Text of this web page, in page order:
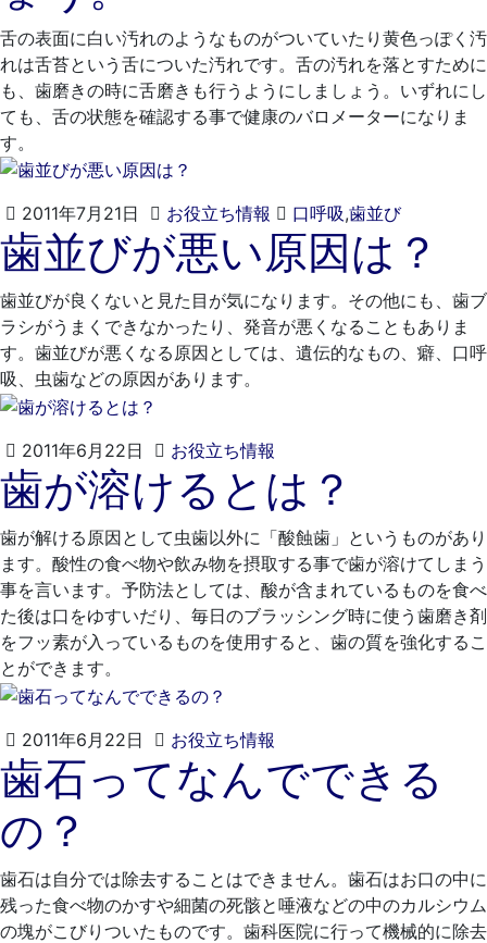
日
科
医
院
舌の表面に白い汚れのようなものがついていたり黄色っぽく汚
れは舌苔という舌についた汚れです。舌の汚れを落とすために
も、歯磨きの時に舌磨きも行うようにしましょう。いずれにし
ても、舌の状態を確認する事で健康のバロメーターになりま
す。
2011年7月21日 お役立ち情報 口呼吸,歯並び2021
年
月
20
日
く
れ
も
と
歯
科
歯並びが悪い原因は？
歯並びが良くないと見た目が気になります。その他にも、歯ブ
ラシがうまくできなかったり、発音が悪くなることもありま
す。歯並びが悪くなる原因としては、遺伝的なもの、癖、口呼
吸、虫歯などの原因があります。
2011年6月22日 お役立ち情報
年
4
月
20
日
れ
も
と
歯
科
医
院
歯が溶けるとは？
歯が解ける原因として虫歯以外に「酸蝕歯」というものがあり
ます。酸性の食べ物や飲み物を摂取する事で歯が溶けてしまう
事を言います。予防法としては、酸が含まれているものを食べ
た後は口をゆすいだり、毎日のブラッシング時に使う歯磨き剤
をフッ素が入っているものを使用すると、歯の質を強化するこ
とができます。
2011年6月22日 お役立ち情報
年
4
日
れ
も
科
医
院
歯石ってなんでできる
の？
歯石は自分では除去することはできません。歯石はお口の中に
残った食べ物のかすや細菌の死骸と唾液などの中のカルシウム
の塊がこびりついたものです。歯科医院に行って機械的に除去